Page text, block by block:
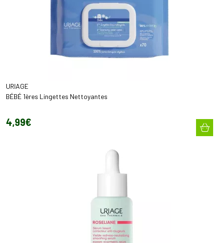
URIAGE
BÉBÉ 1ères Lingettes Nettoyantes
4,99€